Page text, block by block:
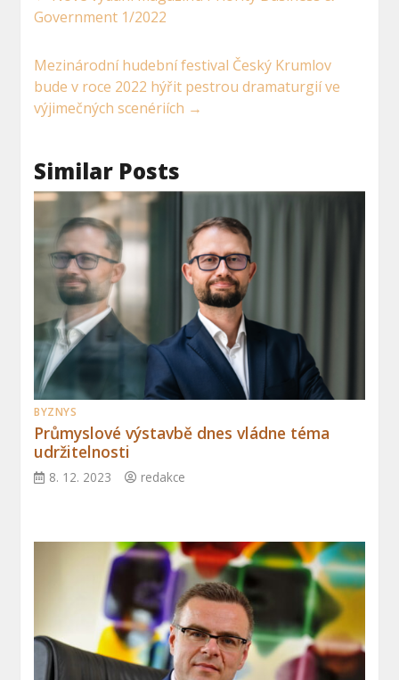
Government 1/2022
Mezinárodní hudební festival Český Krumlov
bude v roce 2022 hýřit pestrou dramaturgií ve
výjimečných scenériích →
Similar Posts
BYZNYS
Průmyslové výstavbě dnes vládne téma
udržitelnosti
8. 12. 2023 redakce